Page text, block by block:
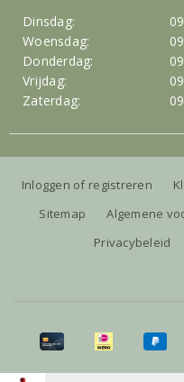
Dinsdag:
Woensdag:
Donderdag:
Vrijdag:
Zaterdag:
Inloggen of registreren
Sitemap
Algemene
Privacybeleid